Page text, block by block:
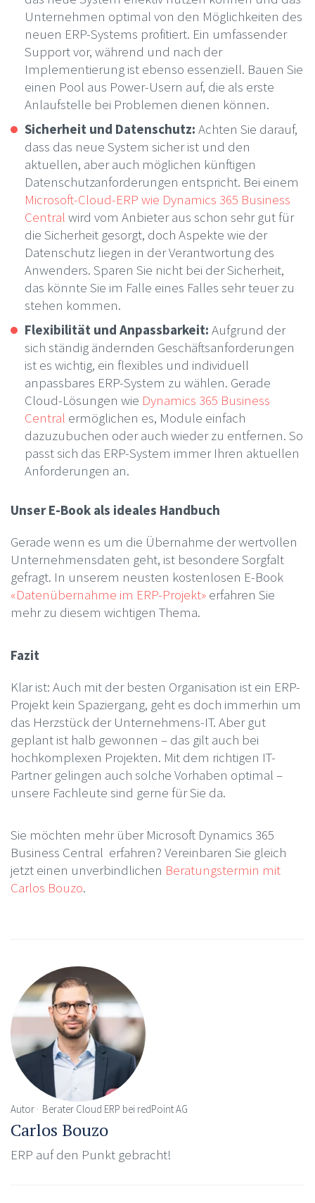
Unternehmen optimal von den Möglichkeiten des
neuen ERP-Systems profitiert. Ein umfassender
Support vor, während und nach der
Implementierung ist ebenso essenziell. Bauen Sie
einen Pool aus Power-Usern auf, die als erste
Anlaufstelle bei Problemen dienen können.
Sicherheit und Datenschutz: Achten Sie darauf,
dass das neue System sicher ist und den
aktuellen, aber auch möglichen künftigen
Datenschutzanforderungen entspricht. Bei einem
Microsoft-Cloud-ERP wie Dynamics 365 Business
Central wird vom Anbieter aus schon sehr gut für
die Sicherheit gesorgt, doch Aspekte wie der
Datenschutz liegen in der Verantwortung des
Anwenders. Sparen Sie nicht bei der Sicherheit,
das könnte Sie im Falle eines Falles sehr teuer zu
stehen kommen.
Flexibilität und Anpassbarkeit: Aufgrund der
sich ständig ändernden Geschäftsanforderungen
ist es wichtig, ein flexibles und individuell
anpassbares ERP-System zu wählen. Gerade
Cloud-Lösungen wie Dynamics 365 Business
Central ermöglichen es, Module einfach
dazuzubuchen oder auch wieder zu entfernen. So
passt sich das ERP-System immer Ihren aktuellen
Anforderungen an.
Unser E-Book als ideales Handbuch
Gerade wenn es um die Übernahme der wertvollen
Unternehmensdaten geht, ist besondere Sorgfalt
gefragt. In unserem neusten kostenlosen E-Book
«Datenübernahme im ERP-Projekt»erfahren Sie
mehr zu diesem wichtigen Thema.
Fazit
Klar ist: Auch mit der besten Organisation ist ein ERP-
Projekt kein Spaziergang, geht es doch immerhin um
das Herzstück der Unternehmens-IT. Aber gut
geplant ist halb gewonnen – das gilt auch bei
hochkomplexen Projekten. Mit dem richtigen IT-
Partner gelingen auch solche Vorhaben optimal –
unsere Fachleute sind gerne für Sie da.
Sie möchten mehr über Microsoft Dynamics 365
Business Central erfahren? Vereinbaren Sie gleich
jetzt einen unverbindlichen Beratungstermin mit
Carlos Bouzo.
Autor Berater Cloud ERP bei redPoint AG
Carlos Bouzo
ERP auf den Punkt gebracht!